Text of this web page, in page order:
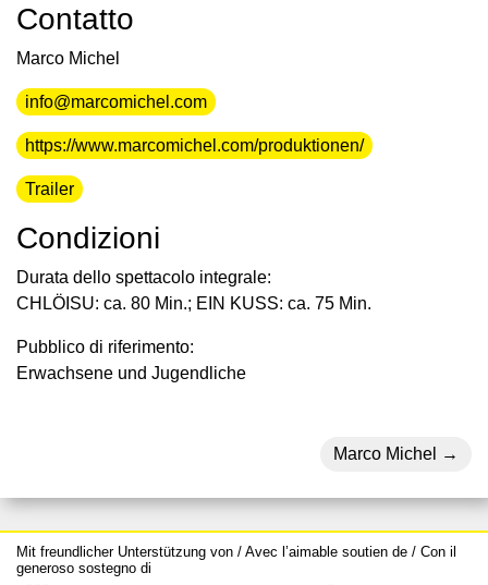
Contatto
Marco Michel
info@marcomichel.com
https://www.marcomichel.com/produktionen/
Trailer
Condizioni
Durata dello spettacolo integrale:
CHLÖISU: ca. 80 Min.; EIN KUSS: ca. 75 Min.
Pubblico di riferimento:
Erwachsene und Jugendliche
Marco Michel
Mit freundlicher Unterstützung von / Avec l’aimable soutien de / Con il
generoso sostegno di